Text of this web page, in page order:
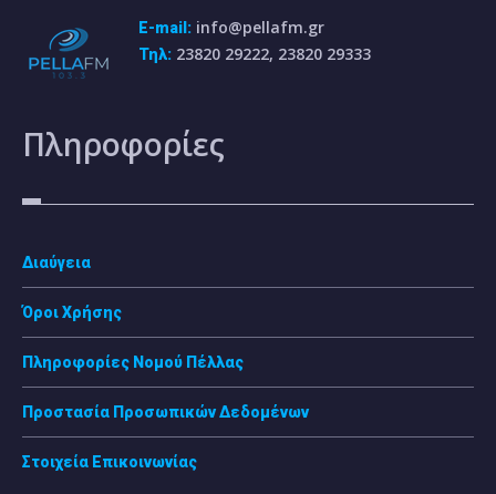
E-mail: info@pellafm.gr
Τηλ: 23820 29222, 23820 29333
Πληροφορίες
Διαύγεια
Όροι Χρήσης
Πληροφορίες Νομού Πέλλας
Προστασία Προσωπικών Δεδομένων
Στοιχεία Επικοινωνίας